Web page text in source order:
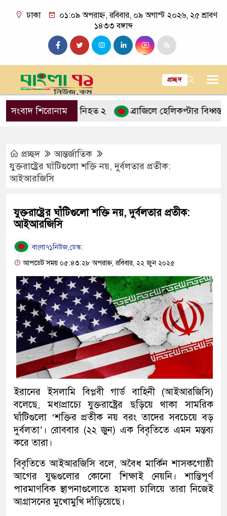
ঢাকা
০১:০৯ অপরাহ্ন, রবিবার, ০৯ অগাস্ট ২০২৬, ২৫ শ্রাবণ
১৪৩৩ বঙ্গাব্দ
প্রচ্ছদ
সংবাদ শিরোনাম
ধাক্কায় নিহত ২ ব্রাজিলে হেলিকপ্টার বিধ্বস্ত হয়ে
প্রচ্ছদ
আন্তর্জাতিক
যুক্তরাষ্ট্রের ঘাঁটিগুলো শক্তি নয়, দুর্বলতার প্রতীক:
আইআরজিসি
যুক্তরাষ্ট্রের ঘাঁটিগুলো শক্তি নয়, দুর্বলতার প্রতীক:
আইআরজিসি
বাংলা৭১নিউজ,ডেস্ক:
আপডেট সময় ০৫:৪৩:২৮ অপরাহ্ন, রবিবার, ২২ জুন ২০২৫
ইরানের ইসলামি বিপ্লবী গার্ড বাহিনী (আইআরজিসি)
বলেছে, মধ্যপ্রাচ্যে যুক্তরাষ্ট্রের ছড়িয়ে থাকা সামরিক
ঘাঁটিগুলো ‘শক্তির প্রতীক নয় বরং তাদের সবচেয়ে বড়
দুর্বলতা’। রোববার (২২ জুন) এক বিবৃতিতে এমন মন্তব্য
করে তারা।
বিবৃতিতে আইআরজিসি বলে, অবৈধ মার্কিন শাসকগোষ্ঠী
আগের যুদ্ধগুলোর কোনো শিক্ষাই নেয়নি। শান্তিপূর্ণ
পারমাণবিক স্থাপনাগুলোতে হামলা চালিয়ে তারা নিজেই
আগ্রাসনের মুখোমুখি দাঁড়িয়েছে।